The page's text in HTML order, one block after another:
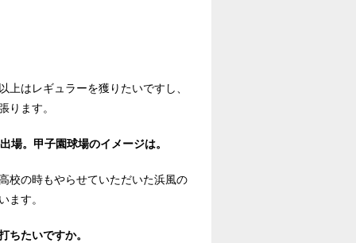
上はレギュラーを獲りたいですし、
ります。
場。甲子園球場のイメージは。
校の時もやらせていただいた浜風の
ます。
ちたいですか。